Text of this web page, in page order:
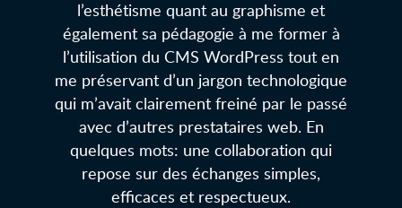
l’esthétisme quant au graphisme et
également sa pédagogie à me former à
l’utilisation du CMS WordPress tout en
me préservant d’un jargon technologique
qui m’avait clairement freiné par le passé
avec d’autres prestataires web. En
quelques mots: une collaboration qui
repose sur des échanges simples,
efficaces et respectueux.